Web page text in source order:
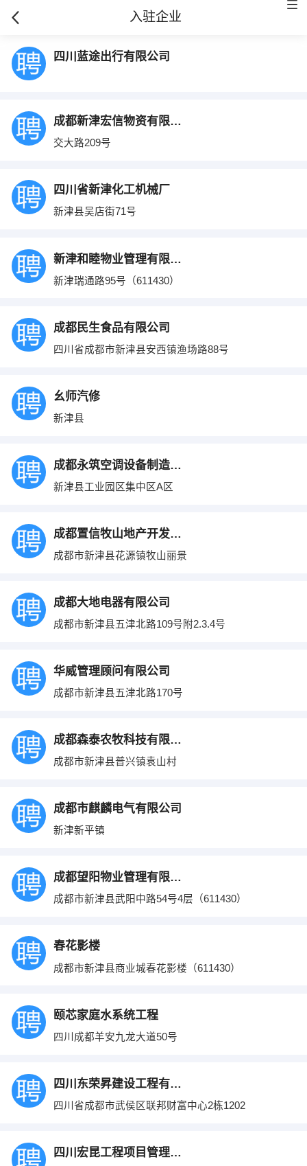
入驻企业
四川蓝途出行有限公司
成都新津宏信物资有限公司
交大路209号
四川省新津化工机械厂
新津县吴店街71号
新津和睦物业管理有限公司
新津瑞通路95号（611430）
成都民生食品有限公司
四川省成都市新津县安西镇渔场路88号
幺师汽修
新津县
成都永筑空调设备制造有限公司
新津县工业园区集中区A区
成都置信牧山地产开发有限公司
成都市新津县花源镇牧山丽景
成都大地电器有限公司
成都市新津县五津北路109号附2.3.4号
华威管理顾问有限公司
成都市新津县五津北路170号
成都森泰农牧科技有限公司
成都市新津县普兴镇袁山村
成都市麒麟电气有限公司
新津新平镇
成都望阳物业管理有限公司
成都市新津县武阳中路54号4层（611430）
春花影楼
成都市新津县商业城春花影楼（611430）
颐芯家庭水系统工程
四川成都羊安九龙大道50号
四川东荣昇建设工程有限公司
四川省成都市武侯区联邦财富中心2栋1202
四川宏昆工程项目管理咨询有限公司